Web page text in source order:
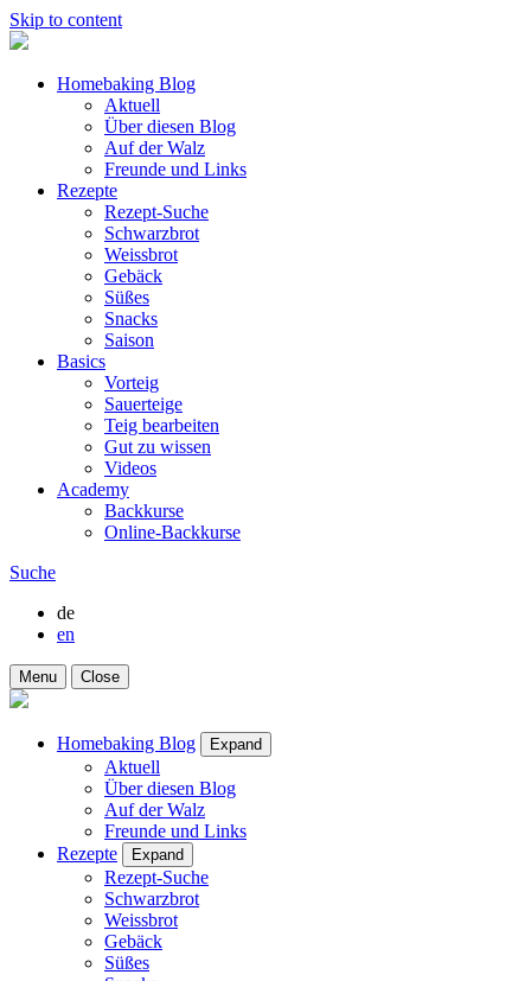
Skip to content
Homebaking Blog
Aktuell
Über diesen Blog
Auf der Walz
Freunde und Links
Rezepte
Rezept-Suche
Schwarzbrot
Weissbrot
Gebäck
Süßes
Snacks
Saison
Basics
Vorteig
Sauerteige
Teig bearbeiten
Gut zu wissen
Videos
Academy
Backkurse
Online-Backkurse
Suche
de
en
Menu Close
Homebaking Blog Expand
Aktuell
Über diesen Blog
Auf der Walz
Freunde und Links
Rezepte
Expand
Rezept-Suche
Schwarzbrot
Weissbrot
Gebäck
Süßes